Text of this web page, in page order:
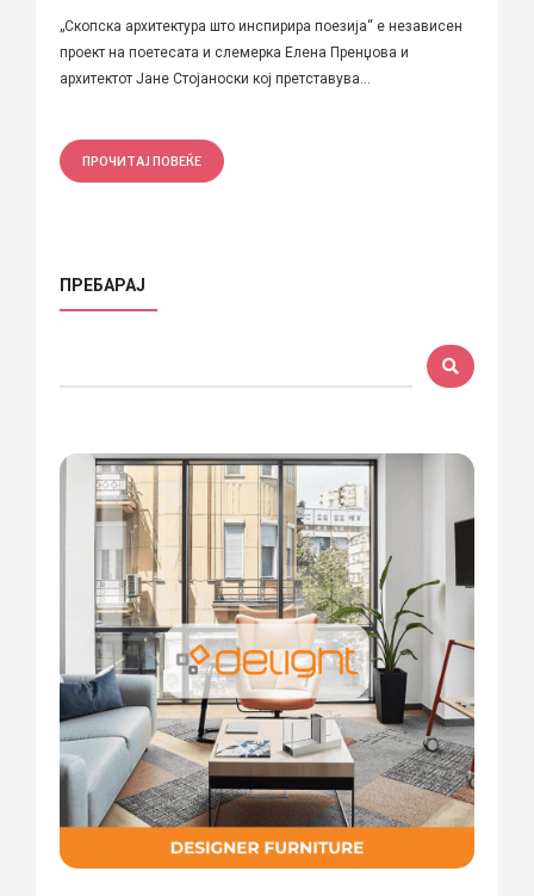
„Скопска архитектура што инспирира поезија“ е независен
проект на поетесата и слемерка Елена Пренџова и
архитектот Јане Стојаноски кој претставува...
ПРОЧИТАЈ ПОВЕЌЕ
ПРЕБАРАЈ